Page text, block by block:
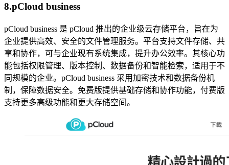
8.pCloud business
pCloud business 是 pCloud 推出的企业级云存储平台，旨在为
企业提供高效、安全的文件管理服务。平台支持文件存储、共
享和协作，可与企业现有系统集成，提升办公效率。其核心功
能包括权限管理、版本控制、数据备份和智能检索，适用于不
同规模的企业。pCloud business 采用加密技术和数据备份机
制，保障数据安全。免费版提供基础存储和协作功能，付费版
支持更多高级功能和更大存储空间。